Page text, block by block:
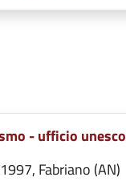
- ufficio unesco
Fabriano (AN)